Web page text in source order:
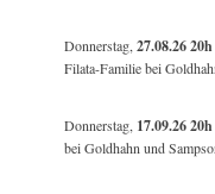
Donnerstag,27.08.26 20h
Filata-Familie bei
Donnerstag, 17.09.26 20h
bei Goldhahn und